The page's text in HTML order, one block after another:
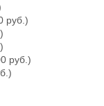
руб.)
руб.)